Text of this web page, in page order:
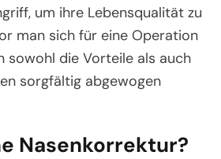
um ihre Lebensqualität zu
man sich für eine Operation
sowohl die Vorteile als auch
sorgfältig abgewogen
Nasenkorrektur?